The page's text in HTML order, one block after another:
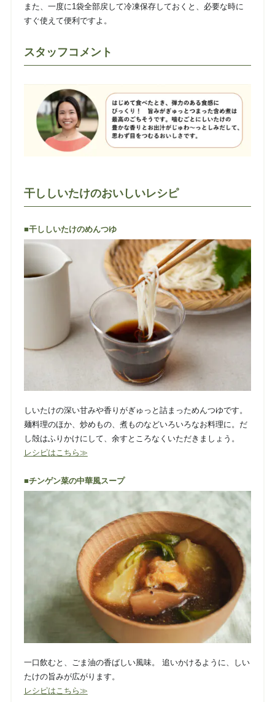
また、一度に1袋全部戻して冷凍保存しておくと、必要な時に
すぐ使えて便利ですよ。
スタッフコメント
干ししいたけのおいしいレシピ
■干ししいたけのめんつゆ
しいたけの深い甘みや香りがぎゅっと詰まっためんつゆです。
麺料理のほか、炒めもの、煮ものなどいろいろなお料理に。だ
し殻はふりかけにして、余すところなくいただきましょう。
レシピはこちら≫
■チンゲン菜の中華風スープ
一口飲むと、ごま油の香ばしい風味。 追いかけるように、しい
たけの旨みが広がります。
レシピはこちら≫